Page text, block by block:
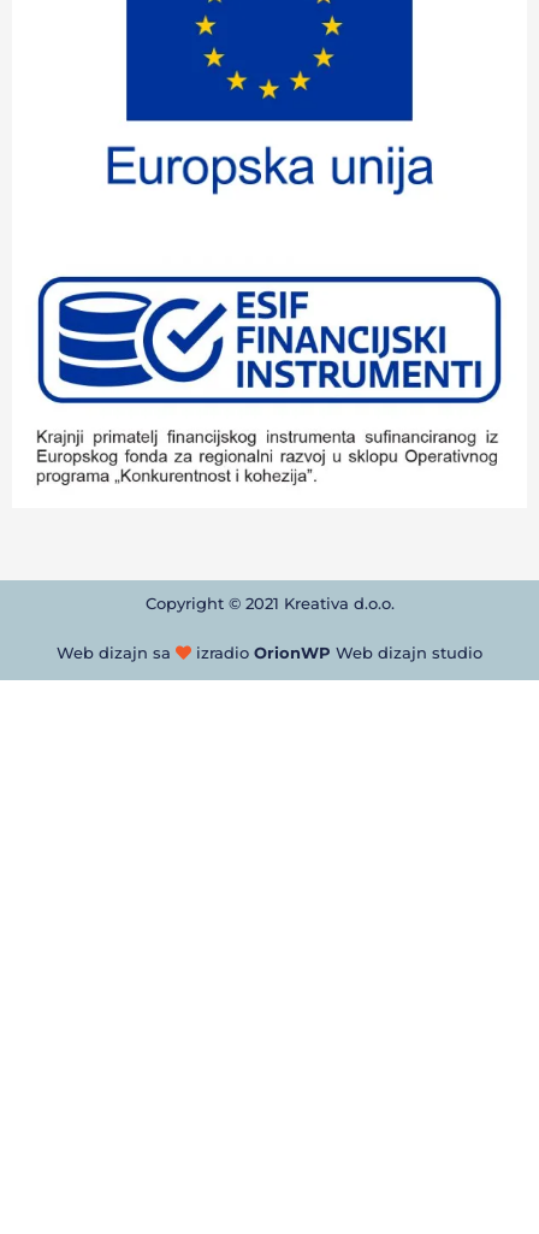
Copyright © 2021 Kreativa d.o.o.
Web dizajn sa izradio OrionWP Web dizajn studio